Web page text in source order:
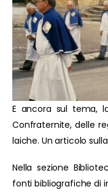
E ancora sul tema,
Confraternite, delle
laiche. Un articolo
Nella sezione
fonti bibliografiche di